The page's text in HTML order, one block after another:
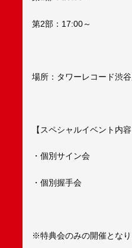
第2部：17:00～
場所：タワーレコード渋
【スペシャルイベント内容
・個別サイン会
・個別握手会
※特典会のみの開催となり